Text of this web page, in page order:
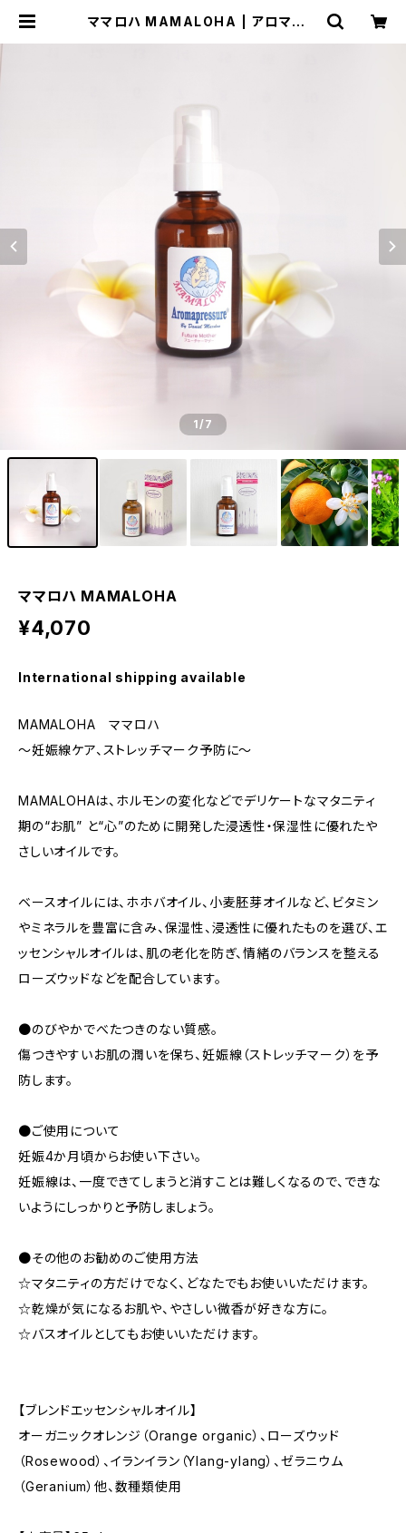
ママロハ MAMALOHA | アロマプレ
1/7
ママロハ MAMALOHA
¥4,070
International shipping available
MAMALOHA ママロハ
～妊娠線ケア、ストレッチマーク予防に～
MAMALOHAは、ホルモンの変化などでデリケートなマタニティ
期の“お肌” と“心”のために開発した浸透性・保湿性に優れたや
さしいオイルです。
ベースオイルには、ホホバオイル、小麦胚芽オイルなど、ビタミン
やミネラルを豊富に含み、保湿性、浸透性に優れたものを選び、エ
ッセンシャルオイルは、肌の老化を防ぎ、情緒のバランスを整える
ローズウッドなどを配合しています。
●のびやかでべたつきのない質感。
傷つきやすいお肌の潤いを保ち、妊娠線（ストレッチマーク）を予
防します。
●ご使用について
妊娠4か月頃からお使い下さい。
妊娠線は、一度できてしまうと消すことは難しくなるので、できな
いようにしっかりと予防しましょう。
●その他のお勧めのご使用方法
☆マタニティの方だけでなく、どなたでもお使いいただけます。
☆乾燥が気になるお肌や、やさしい微香が好きな方に。
☆バスオイルとしてもお使いいただけます。
【ブレンドエッセンシャルオイル】
オーガニックオレンジ（Orange organic）、ローズウッド
（Rosewood）、イランイラン（Ylang-ylang）、ゼラニウム
（Geranium）他、数種類使用